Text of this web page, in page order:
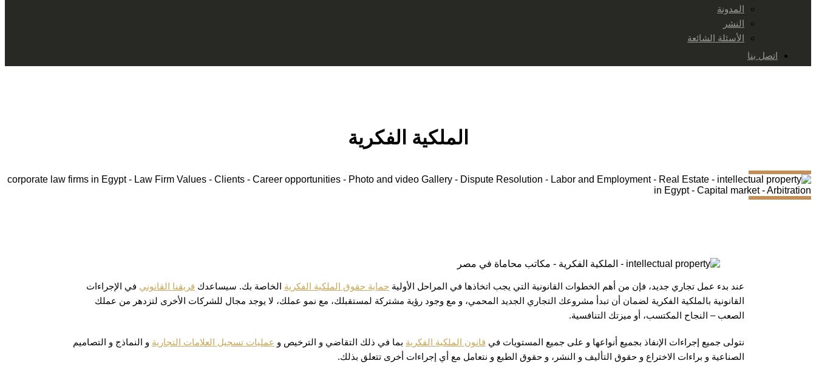
المدونة
النشر
الأسئلة الشائعة
اتصل بنا
الملكية الفكرية
عند بدء عمل تجاري جديد، فإن من أهم الخطوات القانونية التي يجب اتخاذها في المراحل الأولية حماية حقوق الملكية الفكرية الخاصة بك. سيساعدك فريقنا القانوني في الإجراءات
القانونية بالملكية الفكرية لضمان أن تبدأ مشروعك التجاري الجديد المحمي، و مع وجود رؤية مشتركة لمستقبلك، مع نمو عملك، لا يوجد مجال للشركات الأخرى لتزدهر من عملك
الصعب – النجاح المكتسب، أو ميزتك التنافسية.
نتولى جميع إجراءات الإنفاذ بجميع أنواعها و على جميع المستويات في قانون الملكية الفكرية بما في ذلك التقاضي و الترخيص و عمليات تسجيل العلامات التجارية و النماذج و التصاميم
الصناعية و براءات الاختراع و حقوق التأليف و النشر، و حقوق الطبع و نتعامل مع أي إجراءات أخرى تتعلق بذلك.